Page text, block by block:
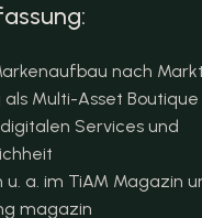
nach
als Multi-Asset
Services und
a. im TiAM Magazin
magazin